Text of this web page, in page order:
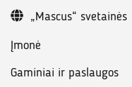
Įmonė
Gaminiai ir paslaugos
„Mascus“ svetainės